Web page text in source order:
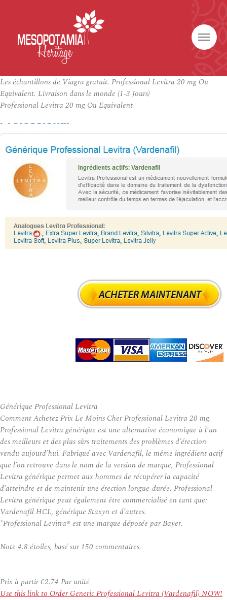
Les échantillons de Viagra gratuit. Professional Levitra 20 mg Ou
Equivalent. Livraison dans le monde (1-3 Jours)
Professional Levitra 20 mg Ou Equivalent
Générique Professional Levitra
Comment Achetez Prix Le Moins Cher Professional Levitra 20 mg.
Professional Levitra générique est une alternative économique à l’un
des meilleurs et des plus sûrs traitements des problèmes d’érection
vendu aujourd’hui. Fabriqué avec Vardenafil, le même ingrédient actif
que l’on retrouve dans le nom de la version de marque, Professional
Levitra générique permet aux hommes de récupérer la capacité
d’atteindre et de maintenir une érection longue-durée. Professional
Levitra générique peut également être commercialisé en tant que:
Vardenafil HCL, générique Staxyn et d’autres.
*Professional Levitra® est une marque déposée par Bayer.
Note 4.8 étoiles, basé sur 150 commentaires.
Prix à partir€2.74 Par unité
Use this link to Order Generic Professional Levitra (Vardenafil) NOW!